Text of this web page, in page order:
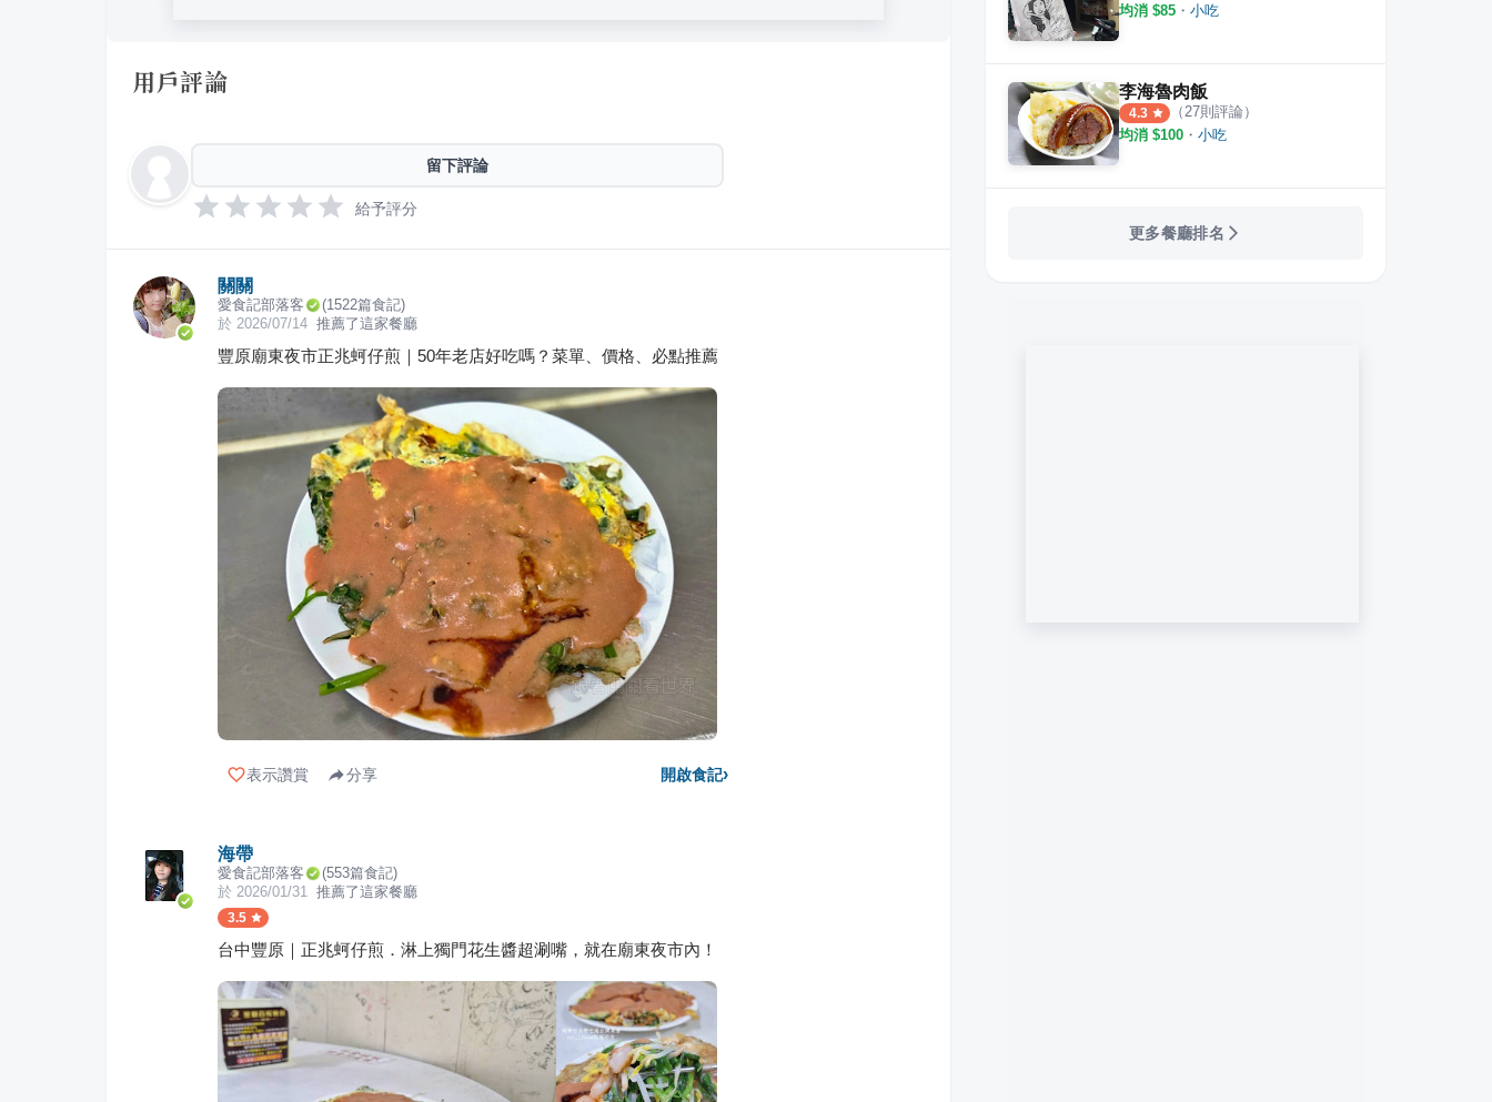
用戶評論
留下評論
給予評分
關關
愛食記部落客 (1522篇食記)
於 2026/07/14 推薦了這家餐廳
豐原廟東夜市正兆蚵仔煎｜50年老店好吃嗎？菜單、價格、必點推薦
表示讚賞 分享 開啟食記›
海帶
愛食記部落客 (553篇食記)
於 2026/01/31 推薦了這家餐廳
3.5
台中豐原｜正兆蚵仔煎．淋上獨門花生醬超涮嘴，就在廟東夜市內！
均消 $85 ・ 小吃
李海魯肉飯
4.3 （27則評論）
均消 $100 ・ 小吃
更多餐廳排名